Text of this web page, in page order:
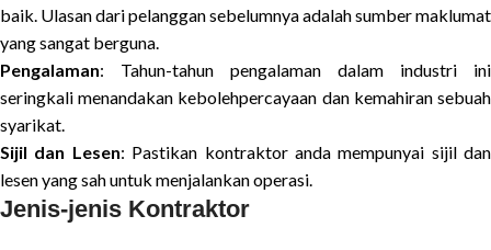
baik. Ulasan dari pelanggan sebelumnya adalah sumber maklumat
yang sangat berguna.
Pengalaman: Tahun-tahun pengalaman dalam industri ini
seringkali menandakan kebolehpercayaan dan kemahiran sebuah
syarikat.
Sijil dan Lesen: Pastikan kontraktor anda mempunyai sijil dan
lesen yang sah untuk menjalankan operasi.
Jenis-jenis Kontraktor